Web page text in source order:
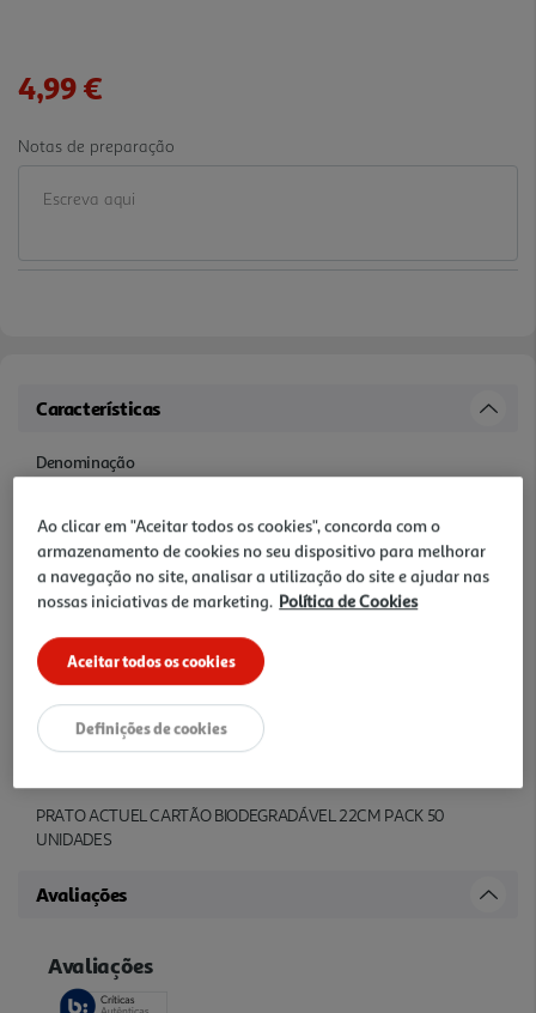
4,99 €
Notas de preparação
Características
Denominação
Nome e Morada
AUCHAN SAS OIA, 200 rue de la Recherche, Le Colibri BP 169, 59650
Villeneuve d'Ascq, France
Precauções Utilização
N/A
PRATO ACTUEL CARTÃO BIODEGRADÁVEL 22CM PACK 50
UNIDADES
Avaliações
Ao clicar em "Aceitar todos os cookies", concorda com o
armazenamento de cookies no seu dispositivo para melhorar
a navegação no site, analisar a utilização do site e ajudar nas
nossas iniciativas de marketing. Política de Cookies
Aceitar todos os cookies
Definições de cookies